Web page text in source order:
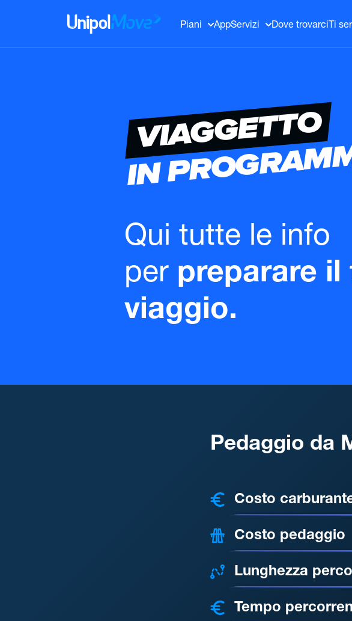
UnipolMove Piani AppServizi Dove trovarci Ti
VIAGGETTO
IN
Qui tutte le info
per preparare il
viaggio.
Pedaggio da
Costo
Costo pedaggio
Lunghezza
Tempo